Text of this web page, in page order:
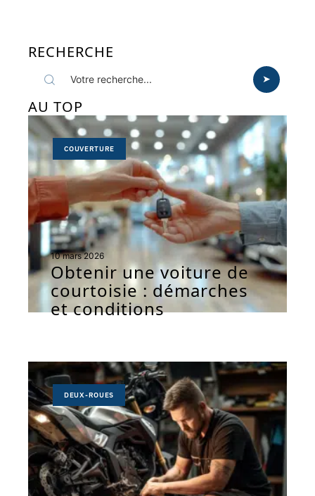
RECHERCHE
AU TOP
COUVERTURE
10 mars 2026
Obtenir une voiture de
courtoisie : démarches
et conditions
DEUX-ROUES